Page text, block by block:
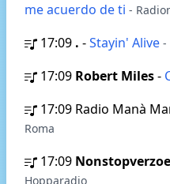
me acuerdo de ti -
17:09 . -Stayin' Alive -
17:09 Robert Miles-
17:09 Radio Manà
Roma
17:09
Hopparadio